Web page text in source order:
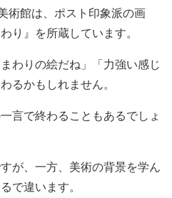
術館は、ポスト印象派の画
り』を所蔵しています。
わりの絵だね」「力強い感じ
るかもしれません。
言で終わることもあるでしょ
が、一方、美術の背景を学ん
で違います。